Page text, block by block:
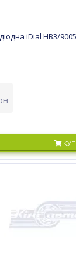
iDial HB3/